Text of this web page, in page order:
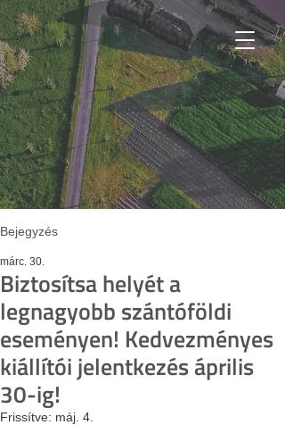
Bejegyzés
Biztosítsa helyét a
legnagyobb szántóföldi
eseményen! Kedvezményes
kiállítói jelentkezés április
30-ig!
márc. 30.
Frissítve: máj. 4.